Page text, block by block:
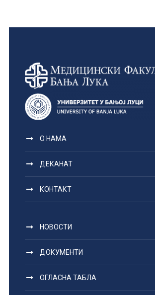
О НАМА
ДЕКАНАТ
КОНТАКТ
НОВОСТИ
ДОКУМЕНТИ
ОГЛАСНА ТАБЛА